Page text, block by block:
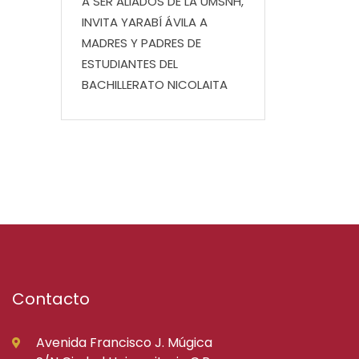
INVITA YARABÍ ÁVILA A
MADRES Y PADRES DE
ESTUDIANTES DEL
BACHILLERATO NICOLAITA
Contacto
Avenida Francisco J. Múgica